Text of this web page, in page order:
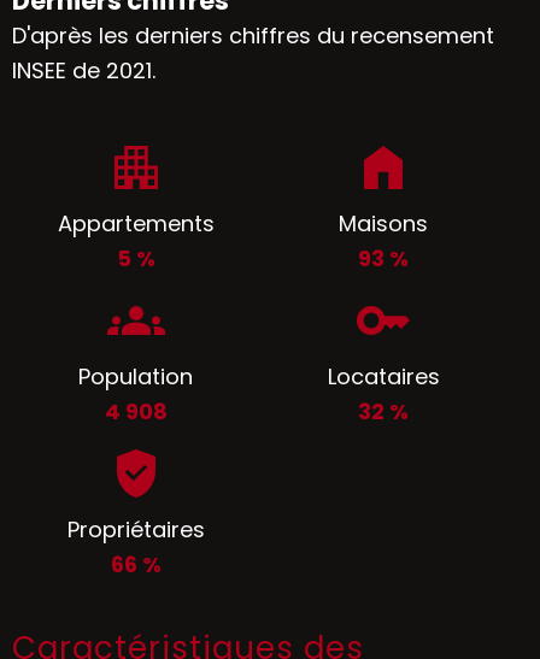
D'après les derniers chiffres du recensement
INSEE de 2021.
Appartements
5 %
Maisons
93 %
Population
4 908
Locataires
32 %
Propriétaires
66 %
Caractéristiques des